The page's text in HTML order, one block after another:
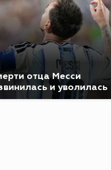
отца Месси
и уволилась